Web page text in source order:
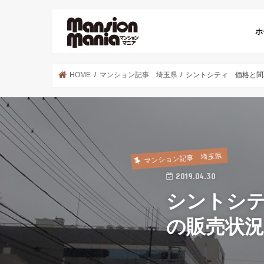
HOME マンション記事 埼玉県 シントシティ 価格と
マンション記事 埼玉県
2019.04.30
シントシ
の販売状況